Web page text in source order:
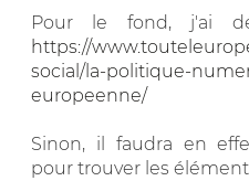
Pour le fond, j'ai
https://
social/la-politique-
europeenne/
Sinon, il faudra en
pour trouver les